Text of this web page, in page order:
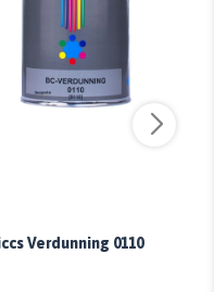
Verdunning 0110